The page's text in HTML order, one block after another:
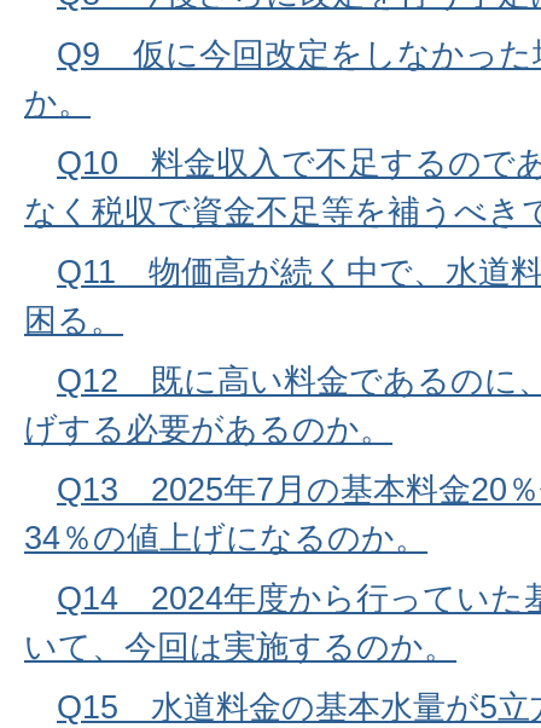
Q9 仮に今回改定をしなかった
か。
Q10 料金収入で不足するので
なく税収で資金不足等を補うべき
Q11 物価高が続く中で、水道
困る。
Q12 既に高い料金であるのに
げする必要があるのか。
Q13 2025年7月の基本料金20
34％の値上げになるのか。
Q14 2024年度から行っていた
いて、今回は実施するのか。
Q15 水道料金の基本水量が5立